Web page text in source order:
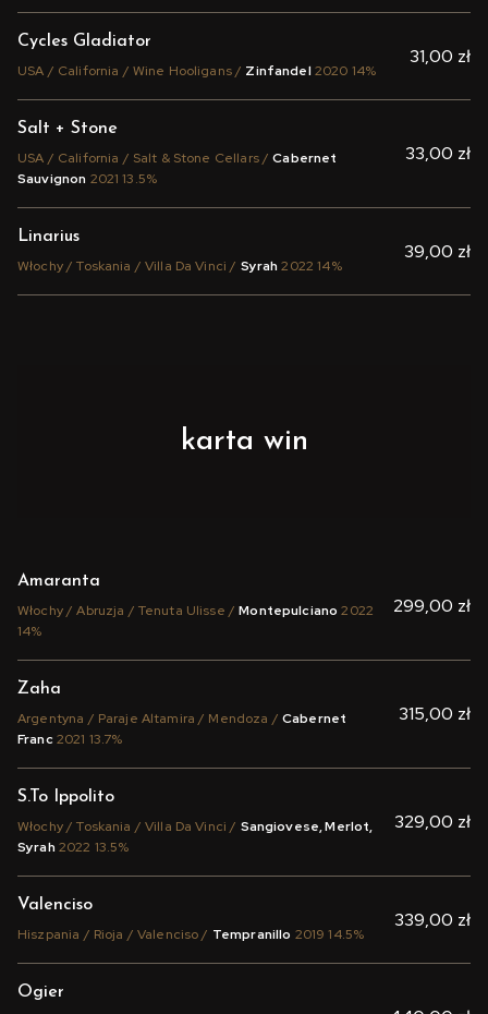
Cycles Gladiator
USA / California / Wine Hooligans / Zinfandel 2020 14%
31,00 zł
Salt + Stone
USA / California / Salt & Stone Cellars /Cabernet
Sauvignon 2021 13.5%
33,00 zł
Linarius
Włochy / Toskania / Villa Da Vinci / Syrah 2022 14%
39,00 zł
karta win
Amaranta
Włochy / Abruzja / Tenuta Ulisse /Montepulciano 2022
14%
299,00 zł
Zaha
Argentyna / Paraje Altamira / Mendoza / Cabernet
Franc 2021 13.7%
315,00 zł
S.To Ippolito
Włochy / Toskania / Villa Da Vinci / Sangiovese, Merlot,
Syrah 2022 13.5%
329,00 zł
Valenciso
Hiszpania / Rioja / Valenciso / Tempranillo 2019 14.5%
339,00 zł
Ogier